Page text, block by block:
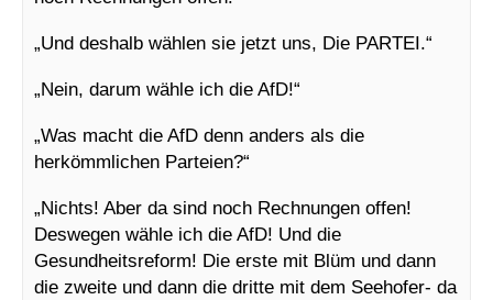
„Und deshalb wählen sie jetzt uns, Die PARTEI.“
„Nein, darum wähle ich die AfD!“
„Was macht die AfD denn anders als die
herkömmlichen Parteien?“
„Nichts! Aber da sind noch Rechnungen offen!
Deswegen wähle ich die AfD! Und die
Gesundheitsreform! Die erste mit Blüm und dann
die zweite und dann die dritte mit dem Seehofer- da